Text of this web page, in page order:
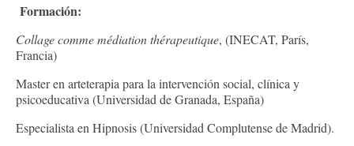
Formación:
Collage comme médiation thérapeutique, (INECAT, París,
Francia)
Master en arteterapia para la intervención social, clínica y
psicoeducativa (Universidad de Granada, España)
Especialista en Hipnosis (Universidad Complutense de Madrid).